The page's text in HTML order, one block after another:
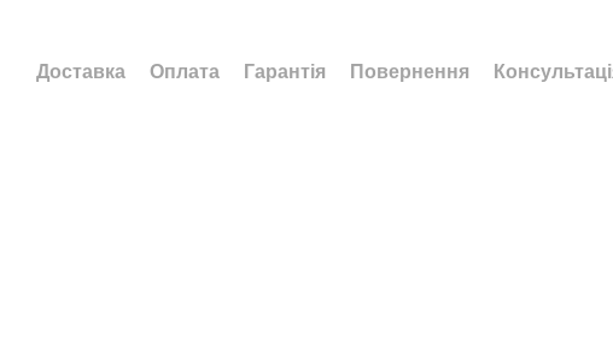
офіційна гарантія виробника — 12 років.
Доставка Оплата Гарантія Повернення